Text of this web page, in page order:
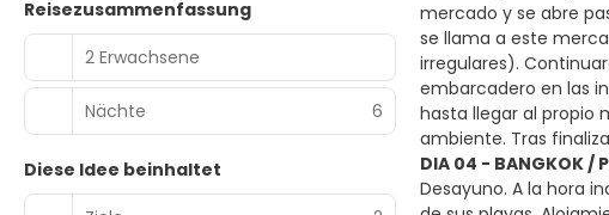
Reisezusammenfassung
2 Erwachsene
Nächte 6
Diese Idee beinhaltet
mercado y se abre
se llama a este
irregulares).
embarcadero en las
hasta llegar al propio
ambiente. Tras
DIA 04 - BANGKOK /
Desayuno. A la hora